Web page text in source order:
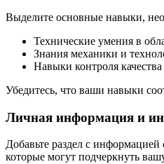
Выделите основные навыки,
Технические умения в
Знания механики и
Навыки контроля
Убедитесь, что ваши навыки
Личная информация и
Добавьте раздел с
которые могут подчеркнуть